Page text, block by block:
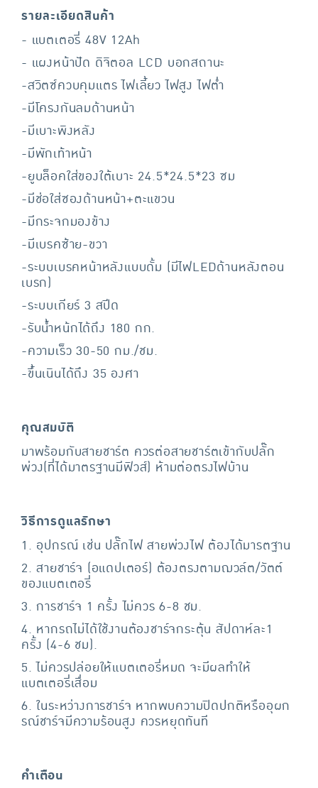
รายละเอียดสินค้า
- แบตเตอรี่ 48V 12Ah
- แผงหน้าปัด ดิจิตอล LCD บอกสถานะ
-สวิตซ์ควบคุมแตร ไฟเลี้ยว ไฟสูง ไฟต่ำ
-มีโครงกันลมด้านหน้า
-มีเบาะพิงหลัง
-มีพักเท้าหน้า
-ยูบล็อคใส่ของใต้เบาะ 24.5*24.5*23 ซม
-มีช่อใส่ซองด้านหน้า+ตะแขวน
-มีกระจกมองข้าง
-มีเบรคซ้าย-ขวา
-ระบบเบรคหน้าหลังแบบดั้ม (มีไฟLEDด้านหลังตอน
เบรก)
-ระบบเกียร์ 3 สปีด
-รับน้ำหน้กได้ถึง 180 กก.
-ความเร็ว 30-50 กม./ชม.
-ขึ้นเนินได้ถึง 35 องศา
คุณสมบัติ
มาพร้อมกับสายชาร์ต ควรต่อสายชาร์ตเข้ากับปลั๊ก
พ่วง(ที่ได้มาตรฐานมีฟิวส์) ห้ามต่อตรงไฟบ้าน
วิธีการดูแลรักษา
1. อุปกรณ์ เช่น ปลั๊กไฟ สายพ่วงไฟ ต้องได้มารตฐาน
2. สายชาร์จ (อแดปเตอร์) ต้องตรงตามฌวล์ต/วัตต์
ของแบตเตอรี่
3. การชาร์จ 1 ครั้ง ไม่ควร 6-8 ชม.
4. หากรถไม่ได้ใช้งานต้องชาร์จกระตุ้น สัปดาห์ละ1
ครั้ง (4-6 ชม).
5. ไม่ควรปล่อยให้แบตเตอรี่หมด จะมีผลทำให้
แบตเตอรี่เสื่อม
6. ในระหว่างการชาร์จ หากพบความปิดปกติหรืออุผก
รณ์ชาร์จมีความร้อนสูง ควรหยุดทันที
คำเตือน